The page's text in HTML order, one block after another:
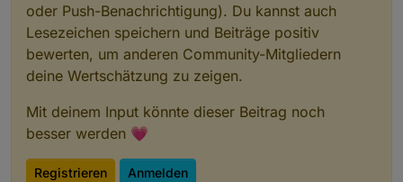
oder Push-Benachrichtigung). Du kannst auch
Lesezeichen speichern und Beiträge positiv
bewerten, um anderen Community-Mitgliedern
deine Wertschätzung zu zeigen.
Mit deinem Input könnte dieser Beitrag noch
besser werden 💗
Registrieren Anmelden